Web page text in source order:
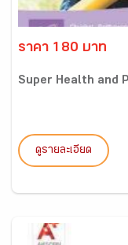
ราคา 180 บาท
Super Health and
ดูรายละเอียด